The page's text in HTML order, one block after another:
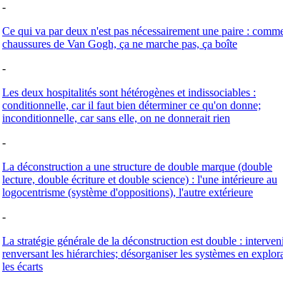
-
Ce qui va par deux n'est pas nécessairement une paire :
chaussures de Van Gogh, ça ne marche pas, ça boîte
-
Les deux hospitalités sont hétérogènes et indissociables :
conditionnelle, car il faut bien déterminer ce qu'on donne;
inconditionnelle, car sans elle, on ne donnerait rien
-
La déconstruction a une structure de double marque (double
lecture, double écriture et double science) : l'une intérieure au
logocentrisme (système d'oppositions), l'autre extérieure
-
La stratégie générale de la déconstruction est double :
renversant les hiérarchies; désorganiser les systèmes en
les écarts